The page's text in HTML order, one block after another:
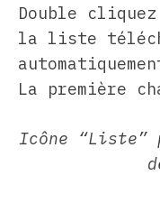
Double
la liste
La première
Icône